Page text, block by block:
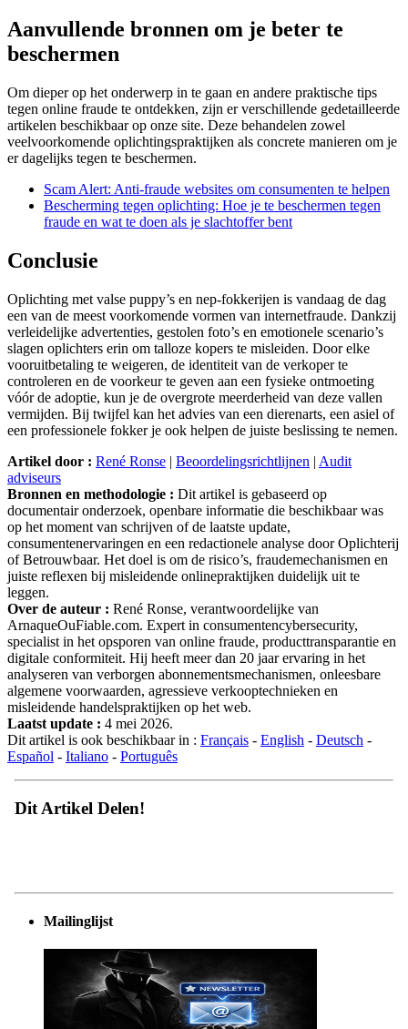
Aanvullende bronnen om je beter te
beschermen
Om dieper op het onderwerp in te gaan en andere praktische tips
tegen online fraude te ontdekken, zijn er verschillende gedetailleerde
artikelen beschikbaar op onze site. Deze behandelen zowel
veelvoorkomende oplichtingspraktijken als concrete manieren om je
er dagelijks tegen te beschermen.
Scam Alert: Anti-fraude websites om consumenten te helpen
Bescherming tegen oplichting: Hoe je te beschermen tegen
fraude en wat te doen als je slachtoffer bent
Conclusie
Oplichting met valse puppy’s en nep-fokkerijen is vandaag de dag
een van de meest voorkomende vormen van internetfraude. Dankzij
verleidelijke advertenties, gestolen foto’s en emotionele scenario’s
slagen oplichters erin om talloze kopers te misleiden. Door elke
vooruitbetaling te weigeren, de identiteit van de verkoper te
controleren en de voorkeur te geven aan een fysieke ontmoeting
vóór de adoptie, kun je de overgrote meerderheid van deze vallen
vermijden. Bij twijfel kan het advies van een dierenarts, een asiel of
een professionele fokker je ook helpen de juiste beslissing te nemen.
Artikel door : René Ronse | Beoordelingsrichtlijnen | Audit
adviseurs
Bronnen en methodologie : Dit artikel is gebaseerd op
documentair onderzoek, openbare informatie die beschikbaar was
op het moment van schrijven of de laatste update,
consumentenervaringen en een redactionele analyse door Oplichterij
of Betrouwbaar. Het doel is om de risico’s, fraudemechanismen en
juiste reflexen bij misleidende onlinepraktijken duidelijk uit te
leggen.
Over de auteur : René Ronse, verantwoordelijke van
ArnaqueOuFiable.com. Expert in consumentencybersecurity,
specialist in het opsporen van online fraude, producttransparantie en
digitale conformiteit. Hij heeft meer dan 20 jaar ervaring in het
analyseren van verborgen abonnementsmechanismen, onleesbare
algemene voorwaarden, agressieve verkooptechnieken en
misleidende handelspraktijken op het web.
Laatst update : 4 mei 2026.
Dit artikel is ook beschikbaar in : Français - English - Deutsch -
Español - Italiano - Português
Dit Artikel Delen!
Mailinglijst